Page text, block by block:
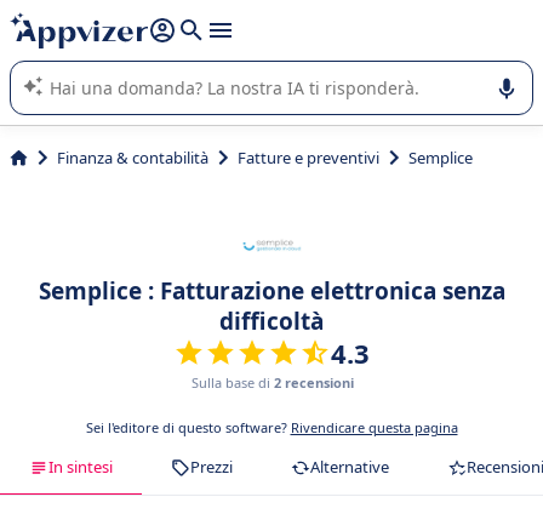
righe con
shift + enter
L'IA di Appvizer vi guida nell'utilizzo o nella scelta di un
software SaaS per la vostra azienda.
Finanza & contabilità Fatture e preventivi Semplice
Semplice : Fatturazione elettronica senza
difficoltà
4.3
Sulla base di 2 recensioni
Sei l'editore di questo software? Rivendicare questa pagina
In sintesi Prezzi Alternative Recensioni